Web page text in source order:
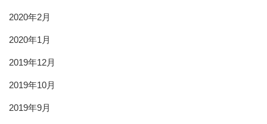
2020年2月
2020年1月
2019年12月
2019年10月
2019年9月